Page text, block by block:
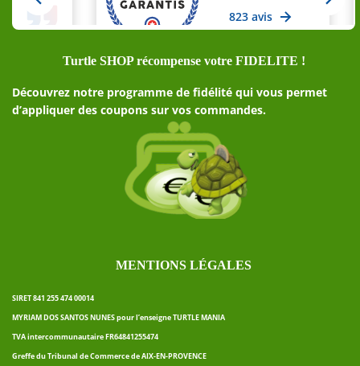
Turtle SHOP récompense votre FIDELITE !
Découvrez notre programme de fidélité qui vous permet
d’appliquer des coupons sur vos commandes.
MENTIONS LÉGALES
SIRET 841 255 474 00014
MYRIAM DOS SANTOS NUNES pour l’enseigne TURTLE MANIA
TVA intercommunautaire FR64841255474
Greffe du Tribunal de Commerce de AIX-EN-PROVENCE